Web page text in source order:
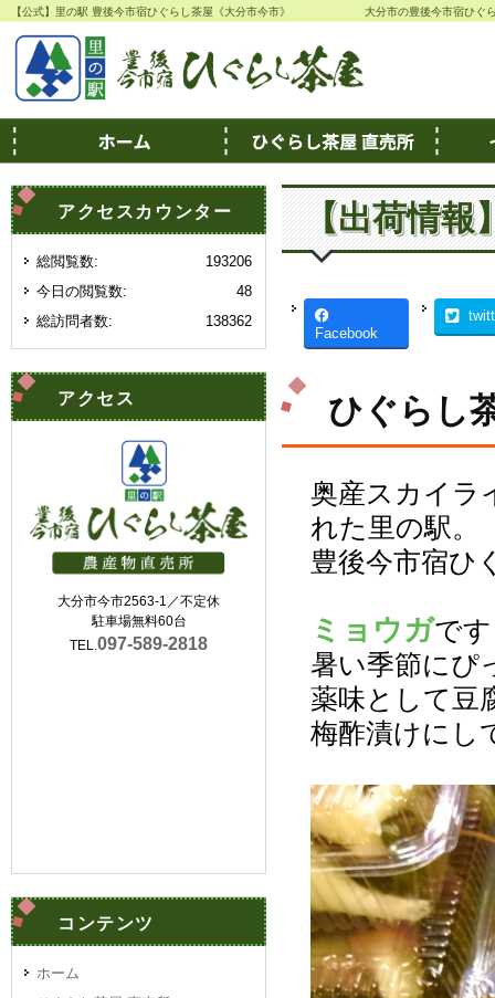
【公式】里の駅 豊後今市宿ひぐらし茶屋《大分市今市》 大分市の豊後今市宿ひぐ
【出荷情報
Facebook
ひぐらし
奥産スカイラ
れた里の駅。
豊後今市宿ひ
ミョウガで
暑い季節にぴ
薬味として豆
梅酢漬けにし
アクセスカウンター
193206
総閲覧数:
48
今日の閲覧数:
138362
総訪問者数:
アクセス
大分市今市2563-1／不定休
駐車場無料60台
TEL.097-589-2818
コンテンツ
ホーム